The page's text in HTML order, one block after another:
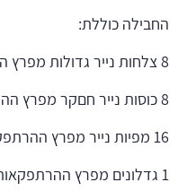
החבילה כוללת:
8 צלחות נייר גדולות מפרץ ההרתפקאות
8 כוסות נייר חםקר מפרץ ההרפתקאות
16 מפיות נייר מפרץ ההרתפקאות
1 גדלונים מפרץ ההרתפקאות